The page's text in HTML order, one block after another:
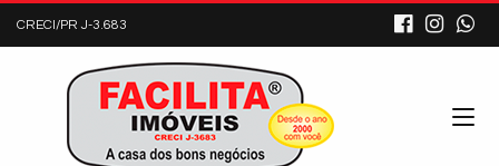
CRECI/PR J-3.683